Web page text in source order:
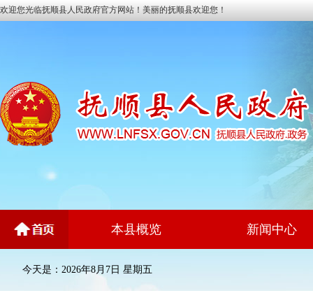
欢迎您光临抚顺县人民政府官方网站！美丽的抚顺县欢迎您！
本县概览 新闻中心
今天是：2026年8月7日 星期五